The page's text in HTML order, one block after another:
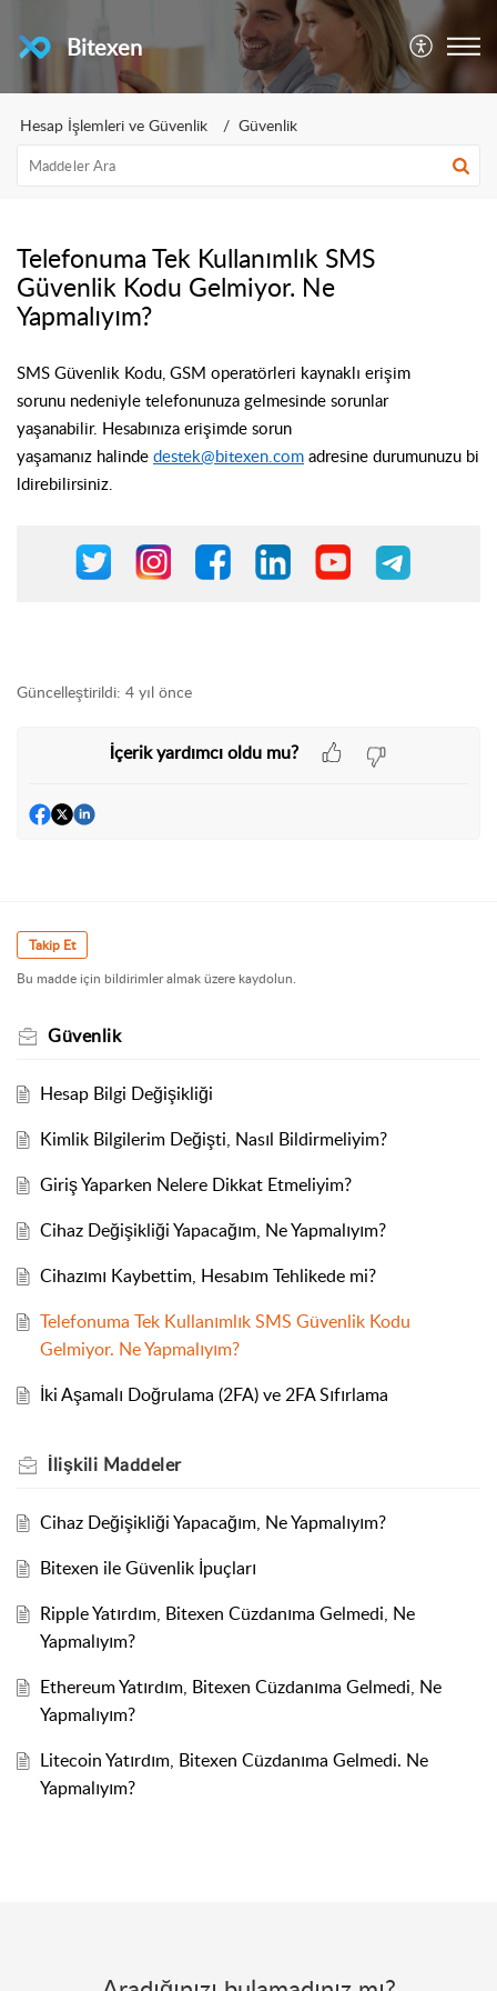
Bitexen
Hesap İşlemleri ve Güvenlik Güvenlik
Telefonuma Tek Kullanımlık SMS
Güvenlik Kodu Gelmiyor. Ne
Yapmalıyım?
SMS Güvenlik Kodu, GSM operatörleri kaynaklı erişim
sorunu nedeniyle telefonunuza gelmesinde sorunlar
yaşanabilir. Hesabınıza erişimde sorun
yaşamanız halinde destek@bitexen.com adresine durumunuzu bi
ldirebilirsiniz.
Güncelleştirildi: 4 yıl önce
İçerik yardımcı oldu mu?
Takip Et
Bu madde için bildirimler almak üzere kaydolun.
Güvenlik
Hesap Bilgi Değişikliği
Kimlik Bilgilerim Değişti, Nasıl Bildirmeliyim?
Giriş Yaparken Nelere Dikkat Etmeliyim?
Cihaz Değişikliği Yapacağım, Ne Yapmalıyım?
Cihazımı Kaybettim, Hesabım Tehlikede mi?
Telefonuma Tek Kullanımlık SMS Güvenlik Kodu
Gelmiyor. Ne Yapmalıyım?
İki Aşamalı Doğrulama (2FA) ve 2FA Sıfırlama
İlişkili Maddeler
Cihaz Değişikliği Yapacağım, Ne Yapmalıyım?
Bitexen ile Güvenlik İpuçları
Ripple Yatırdım, Bitexen Cüzdanıma Gelmedi, Ne
Yapmalıyım?
Ethereum Yatırdım, Bitexen Cüzdanıma Gelmedi, Ne
Yapmalıyım?
Litecoin Yatırdım, Bitexen Cüzdanıma Gelmedi. Ne
Yapmalıyım?